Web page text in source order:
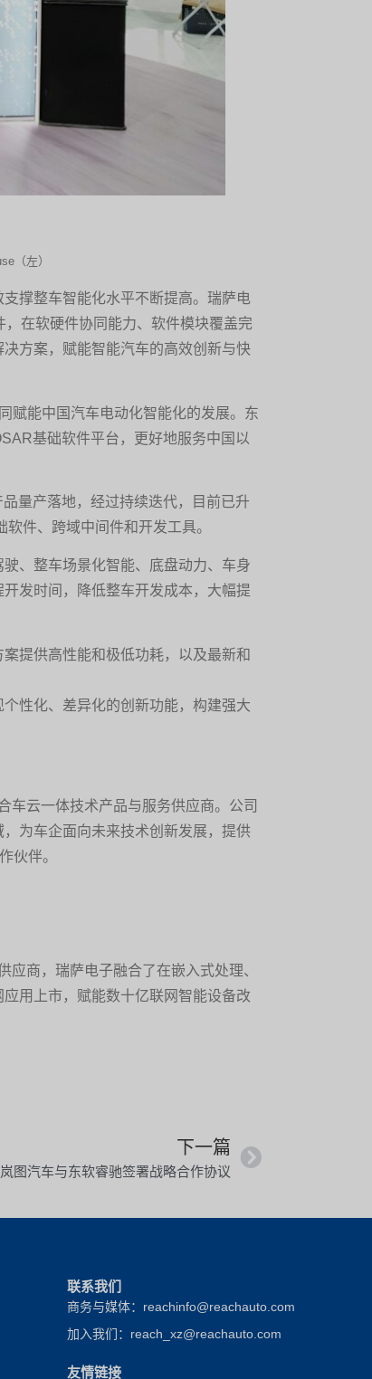
（左）
撑整车智能化水平不断提高。瑞萨电
在软硬件协同能力、软件模块覆盖完
方案，赋能智能汽车的高效创新与快
赋能中国汽车电动化智能化的发展。东
基础软件平台，更好地服务中国以
量产落地，经过持续迭代，目前已升
件、跨域中间件和开发工具。
、整车场景化智能、底盘动力、车身
发时间，降低整车开发成本，大幅提
提供高性能和极低功耗，以及最新和
性化、差异化的创新功能，构建强大
车云一体技术产品与服务供应商。公司
为车企面向未来技术创新发展，提供
伙伴。
商，瑞萨电子融合了在嵌入式处理、
用上市，赋能数十亿联网智能设备改
下一篇
岚图汽车与东软睿驰签署战略合作协议
联系我们
商务与媒体：reachinfo@reachauto.com
加入我们：reach_xz@reachauto.com
友情链接